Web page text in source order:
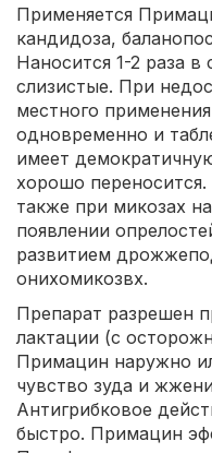
Применяется
кандидоза,
Наносится 1-2 раза в
слизистые. При
местного
одновременно и
имеет
хорошо
также при микозах
появлении
развитием
онихомикозвх.
Препарат разрешен
лактации (с
Примацин наружно
чувство зуда и
Антигрибковое
быстро. Примацин